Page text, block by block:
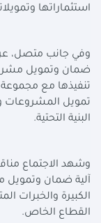
استثماراتها
وفي جانب متصل،
ضمان وتمويل
تنفيذها مع
تمويل المشروعات
البنية التحتية.
وشهد الاجتماع
آلية ضمان وتمويل
الكبيرة والخبرات
القطاع الخاص.